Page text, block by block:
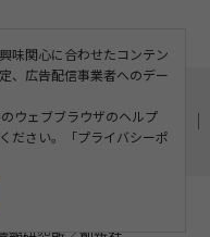
約
ポリシー
お問い合わせ
Reserved.
味関心に合わせたコンテン
、広告配信事業者へのデー
ウェブブラウザのヘルプ
ださい。「プライバシーポ